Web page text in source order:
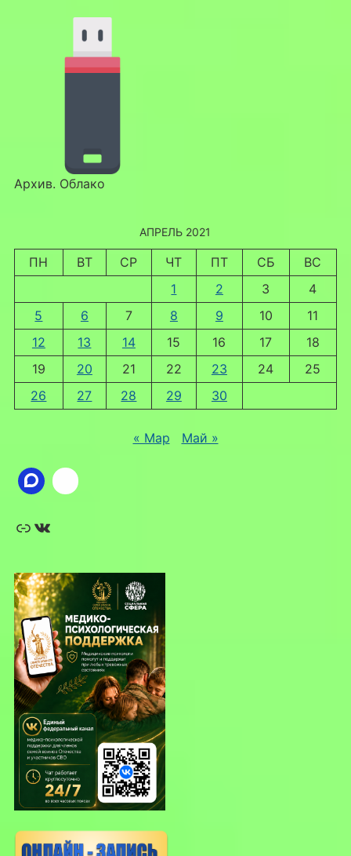
Архив. Облако
АПРЕЛЬ 2021
ПН ВТ СР ЧТ ПТ СБ
ВС
1
2 3
4
5
6 7 8 9 10
11
12
13 14 15 16 17
18
19
20 21 22 23 24
25
26
27 28 29 30
« Мар Май »
Ссылка